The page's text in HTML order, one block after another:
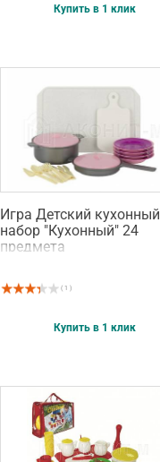
Купить в 1 клик
Игра Детский кухонный
набор "Кухонный" 24
предмета
( 1 )
Купить в 1 клик